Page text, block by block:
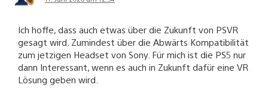
Ich hoffe, dass auch etwas über die Zukunft von PSVR
gesagt wird. Zumindest über die Abwärts Kompatibilität
zum jetzigen Headset von Sony. Für mich ist die PS5 nur
dann Interessant, wenn es auch in Zukunft dafür eine VR
Lösung geben wird.